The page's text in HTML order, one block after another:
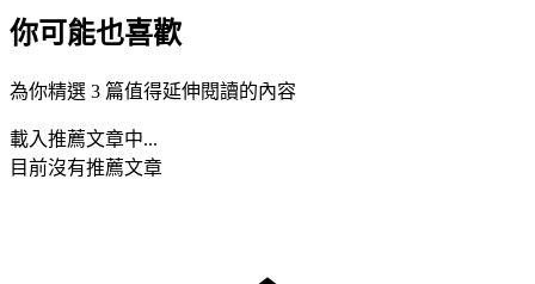
你可能也喜歡
為你精選 3 篇值得延伸閱讀的內容
載入推薦文章中...
目前沒有推薦文章